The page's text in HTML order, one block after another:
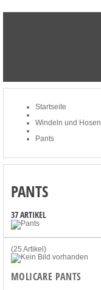
Startseite
Windeln und Hosen
Pants
PANTS
37 ARTIKEL
(25 Artikel)
MOLICARE PANTS